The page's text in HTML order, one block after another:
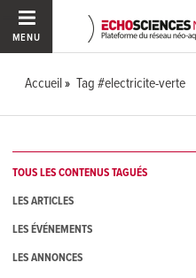
MENU
Accueil Tag #electricite-verte
TOUS LES CONTENUS TAGUÉS
LES ARTICLES
LES ÉVÉNEMENTS
LES ANNONCES